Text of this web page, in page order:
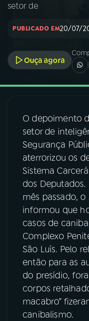
INÍCIO
A RÁDIO
03
04PROGRAMAS
PODCASTS
06 VIDEOCASTS
08FESTIVAL DE
ACOMPANHE A RÁDIO
YouTube
setor de
PUBLICADO EM20/07/
Ouça agora
O depoimento
setor de
Segurança
aterrorizou os
Sistema
dos
mês passado,
informou que
casos de
Complexo
São Luís. Pelo
então para as
do presídio,
corpos
macabro”
canibalismo.